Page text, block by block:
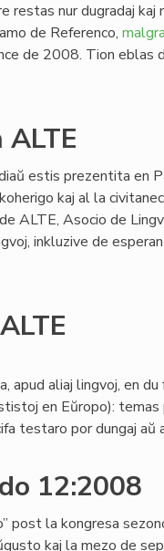
restas nur dugradaj kaj
de Referenco,
de 2008. Tion eblas
estis prezentita en
kaj al la
ALTE, Asocio de
inkluzive de
apud aliaj lingvoj, en du
en Eŭropo):
testaro por dungaj aŭ
12:2008
post la kongresa
kaj la mezo de